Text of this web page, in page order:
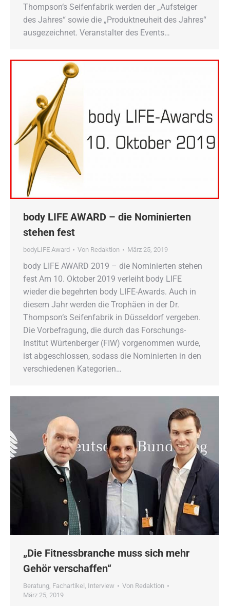
Thompson‘s Seifenfabrik werden der „Aufsteiger
des Jahres“ sowie die „Produktneuheit des Jahres“
ausgezeichnet. Veranstalter des Events…
body LIFE AWARD – die Nominierten
stehen fest
bodyLIFE Award Von Redaktion März 25, 2019
body LIFE AWARD 2019 – die Nominierten stehen
fest Am 10. Oktober 2019 verleiht body LIFE
wieder die begehrten body LIFE-Awards. Auch in
diesem Jahr werden die Trophäen in der Dr.
Thompson‘s Seifenfabrik in Düsseldorf vergeben.
Die Vorbefragung, die durch das Forschungs-
Institut Würtenberger (FIW) vorgenommen wurde,
ist abgeschlossen, sodass die Nominierten in den
verschiedenen Kategorien…
„Die Fitnessbranche muss sich mehr
Gehör verschaffen“
Beratung, Fachartikel , Interview Von Redaktion
März 25, 2019